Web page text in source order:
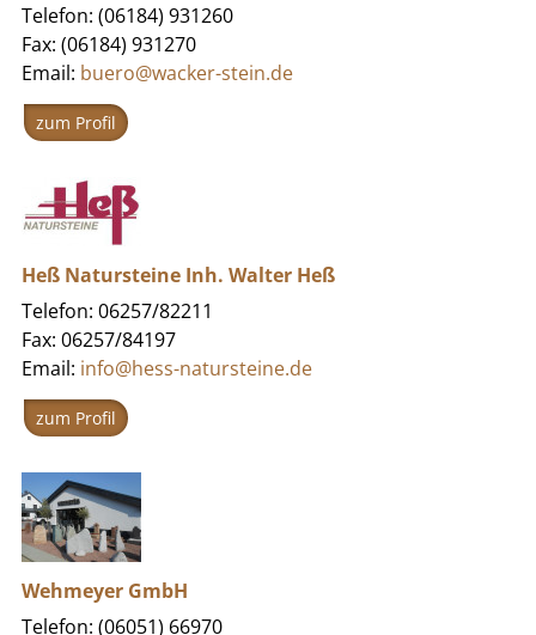
Telefon: (06184) 931260
Fax: (06184) 931270
Email: buero@wacker-stein.de
zum Profil
Heß Natursteine Inh. Walter Heß
Telefon: 06257/82211
Fax: 06257/84197
Email: info@hess-natursteine.de
zum Profil
Wehmeyer GmbH
Telefon: (06051) 66970